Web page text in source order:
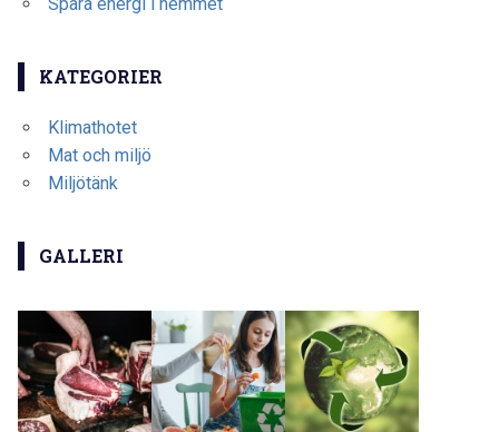
KATEGORIER
Klimathotet
Mat och miljö
Miljötänk
GALLERI